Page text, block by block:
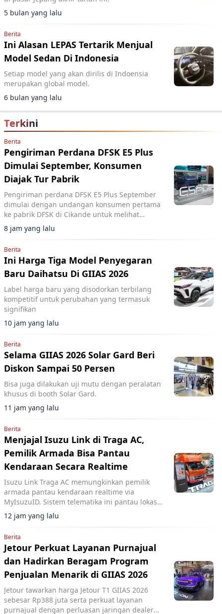
5 bulan yang lalu
Berita
Ini Alasan LEPAS Tertarik Menjual
Model Sedan Di Indonesia
Setiap model yang akan dirilis di Indoensia
merupakan global model.
6 bulan yang lalu
Terkini
Berita
Pengiriman Perdana DFSK E5 Plus
Dimulai September, Konsumen
Diajak Tur Pabrik
Pengiriman perdana DFSK E5 Plus September
dimulai dengan undangan konsumen pertama
ke pabrik DFSK di Cikande untuk melihat
proses produksi PHEV.
8 jam yang lalu
Berita
Ini Harga Tiga Model Penyegaran
Baru Daihatsu Di GIIAS 2026
Label harga baru yang disodorkan terbilang
kompetitif untuk perubahan yang termasuk
signifikan
10 jam yang lalu
Berita
Selama GIIAS 2026 Solar Gard Beri
Diskon Sampai 50 Persen
Bisa juga dilakukan uji mutu dengan peralatan
khusus di booth Solar Gard.
11 jam yang lalu
Berita
Menjajal Isuzu Link di Traga AC,
Pemilik Armada Bisa Pantau
Kendaraan Secara Realtime
Isuzu Link Traga AC memungkinkan pemilik
armada pantau kendaraan realtime via
MyIsuzuID. Sistem telematika ini pantau lokasi,
kecepatan, dan operasional kendaraan.
12 jam yang lalu
Berita
Jetour Perkuat Layanan Purnajual
dan Hadirkan Beragam Program
Penjualan Menarik di GIIAS 2026
Jetour tawarkan harga Jetour T1 GIIAS 2026
sebesar Rp388 juta serta perkuat layanan
purnajual dengan perluasan jaringan dealer